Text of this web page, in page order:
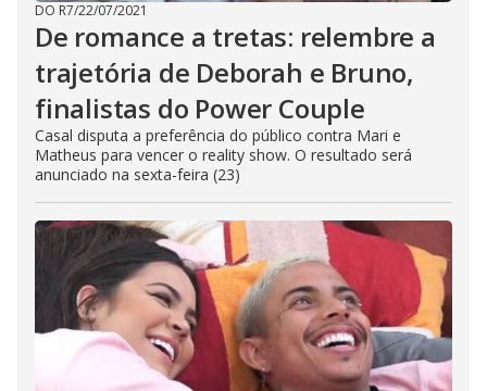
DO R7/22/07/2021
De romance a tretas: relembre a
trajetória de Deborah e Bruno,
finalistas do Power Couple
Casal disputa a preferência do público contra Mari e
Matheus para vencer o reality show. O resultado será
anunciado na sexta-feira (23)